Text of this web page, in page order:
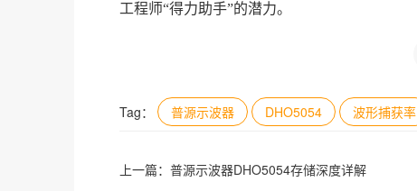
工程师“得力助手”的潜力。
Tag： 普源示波器 DHO5054 波形捕获率
上一篇： 普源示波器DHO5054存储深度详解